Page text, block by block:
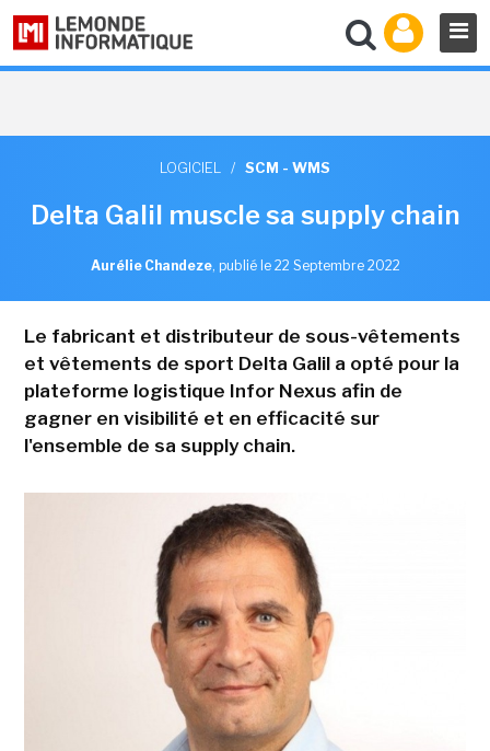
LOGICIEL / SCM - WMS
Delta Galil muscle sa supply chain
Aurélie Chandeze, publié le 22 Septembre 2022
Le fabricant et distributeur de sous-vêtements
et vêtements de sport Delta Galil a opté pour la
plateforme logistique Infor Nexus afin de
gagner en visibilité et en efficacité sur
l'ensemble de sa supply chain.